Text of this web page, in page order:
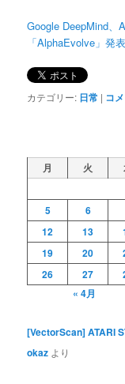
Google DeepMind、
「AlphaEvolve」発
カテゴリー: 日常 | コ
月 火
5
6
12
13
19
20
26
27
« 4月
[VectorScan] ATARI
okaz より